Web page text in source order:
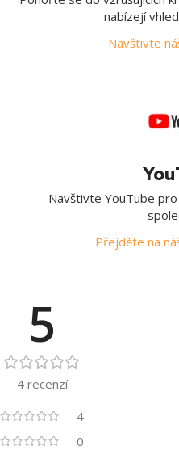
nabízejí
Navštivte
Navštivte YouTube
Přejděte na
5
4 recenzí
4
0